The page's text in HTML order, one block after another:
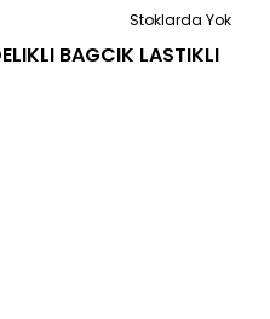
Stoklarda Yok
BAGCIK LASTIKLI